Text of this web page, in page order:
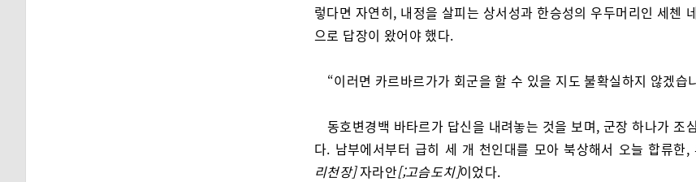
렇다면 자연히, 내정을 살피는 상서성과 한승성의 우두머리인 세첸
으로 답장이 왔어야 했다.
“이러면 카르바르가가 회군을 할 수 있을 지도 불확실하지 않겠습
동호변경백 바타르가 답신을 내려놓는 것을 보며, 군장 하나가 조
다. 남부에서부터 급히 세 개 천인대를 모아 북상해서 오늘 합류한,
리천장]자라안[;고슴도치]이었다.